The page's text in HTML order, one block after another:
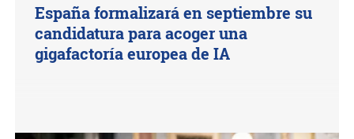
España formalizará en septiembre su
candidatura para acoger una
gigafactoría europea de IA